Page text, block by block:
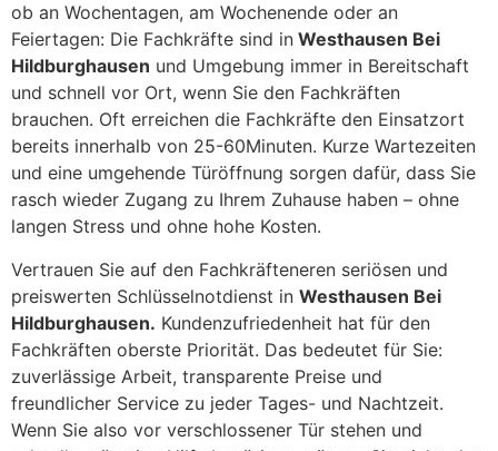
ob an Wochentagen, am Wochenende oder an
Feiertagen: Die Fachkräfte sind in Westhausen Bei
Hildburghausen und Umgebung immer in Bereitschaft
und schnell vor Ort, wenn Sie den Fachkräften
brauchen. Oft erreichen die Fachkräfte den Einsatzort
bereits innerhalb von 25-60Minuten. Kurze Wartezeiten
und eine umgehende Türöffnung sorgen dafür, dass Sie
rasch wieder Zugang zu Ihrem Zuhause haben – ohne
langen Stress und ohne hohe Kosten.
Vertrauen Sie auf den Fachkräfteneren seriösen und
preiswerten Schlüsselnotdienst in Westhausen Bei
Hildburghausen. Kundenzufriedenheit hat für den
Fachkräften oberste Priorität. Das bedeutet für Sie:
zuverlässige Arbeit, transparente Preise und
freundlicher Service zu jeder Tages- und Nachtzeit.
Wenn Sie also vor verschlossener Tür stehen und